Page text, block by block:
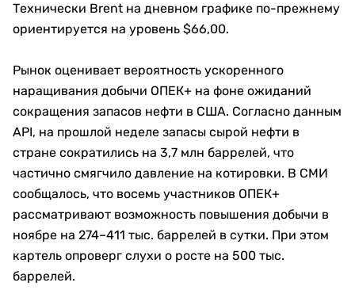
Технически Brent на дневном графике по-прежнему
ориентируется на уровень $66,00.
Рынок оценивает вероятность ускоренного
наращивания добычи ОПЕК+ на фоне ожиданий
сокращения запасов нефти в США. Согласно данным
API, на прошлой неделе запасы сырой нефти в
стране сократились на 3,7 млн баррелей, что
частично смягчило давление на котировки. В СМИ
сообщалось, что восемь участников ОПЕК+
рассматривают возможность повышения добычи в
ноябре на 274–411 тыс. баррелей в сутки. При этом
картель опроверг слухи о росте на 500 тыс.
баррелей.